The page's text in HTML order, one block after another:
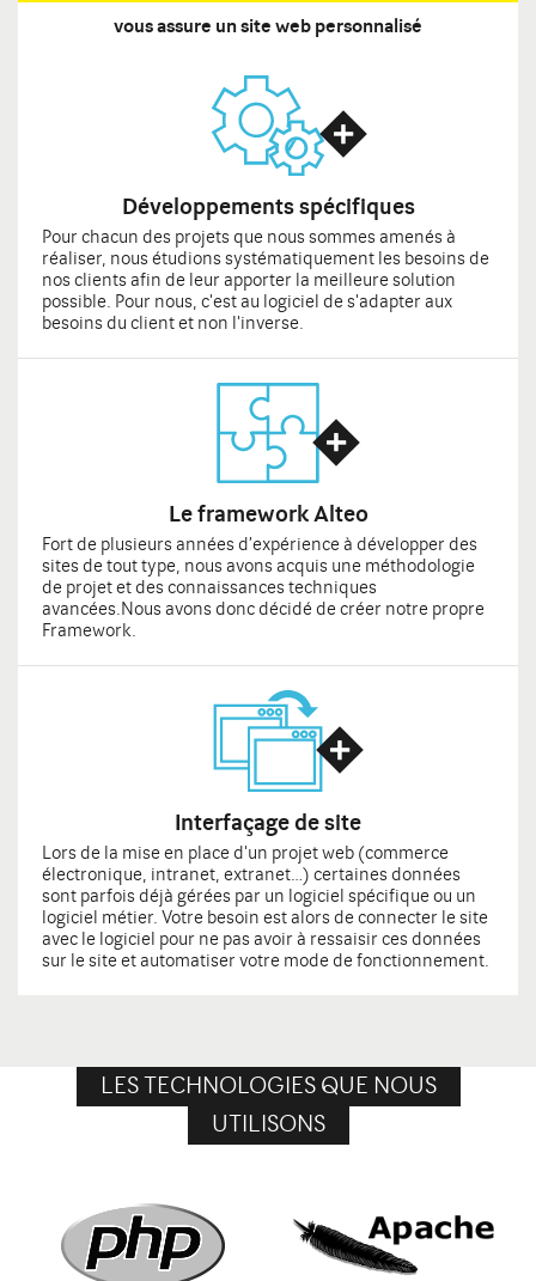
vous assure un site web personnalisé
Développements spécifiques
Pour chacun des projets que nous sommes amenés à
réaliser, nous étudions systématiquement les besoins de
nos clients afin de leur apporter la meilleure solution
possible. Pour nous, c'est au logiciel de s'adapter aux
besoins du client et non l'inverse.
Le framework Alteo
Fort de plusieurs années d’expérience à développer des
sites de tout type, nous avons acquis une méthodologie
de projet et des connaissances techniques
avancées.Nous avons donc décidé de créer notre propre
Framework.
Interfaçage de site
Lors de la mise en place d'un projet web (commerce
électronique, intranet, extranet…) certaines données
sont parfois déjà gérées par un logiciel spécifique ou un
logiciel métier. Votre besoin est alors de connecter le site
avec le logiciel pour ne pas avoir à ressaisir ces données
sur le site et automatiser votre mode de fonctionnement.
LES TECHNOLOGIES QUE NOUS
UTILISONS